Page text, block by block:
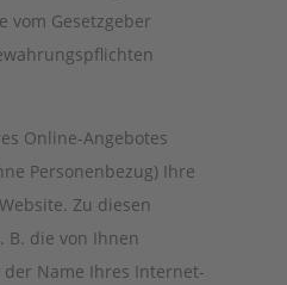
Gesetzgeber
Online-Angebotes
Personenbezug) Ihre
Zu diesen
B. die von Ihnen
Name Ihres Internet-